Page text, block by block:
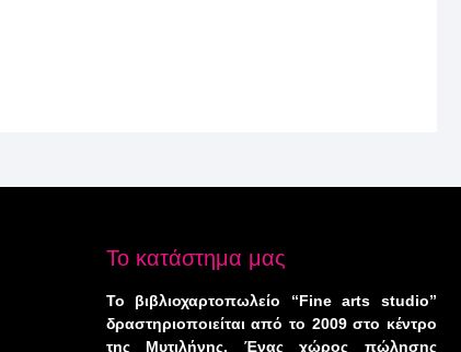
Το κατάστημα μας
Το βιβλιοχαρτοπωλείο “Fine arts studio”
δραστηριοποιείται από το 2009 στο κέντρο
της Μυτιλήνης. Ένας χώρος πώλησης